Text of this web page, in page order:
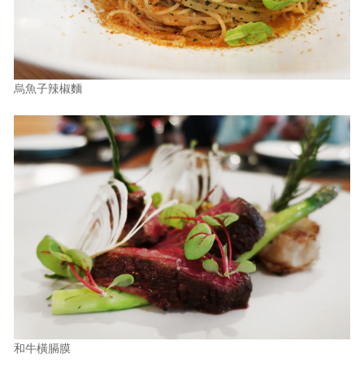
烏魚子辣椒麵
和牛橫膈膜